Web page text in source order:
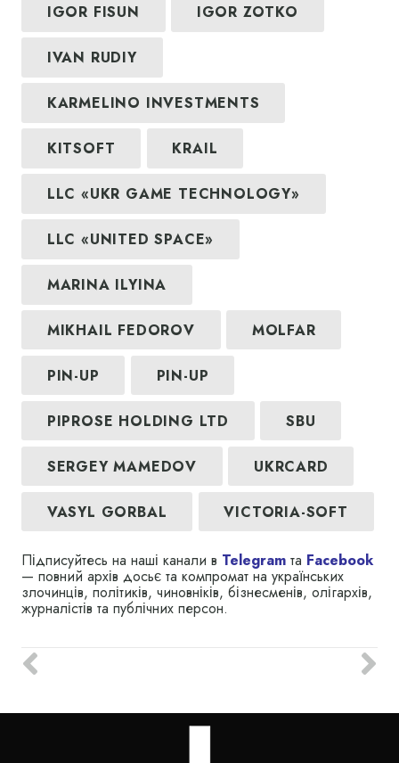
IGOR FISUN IGOR ZOTKO
IVAN RUDIY
KARMELINO INVESTMENTS
KITSOFT KRAIL
LLC «UKR GAME TECHNOLOGY»
LLC «UNITED SPACE»
MARINA ILYINA
MIKHAIL FEDOROV MOLFAR
PIN-UP PIN-UP
PIPROSE HOLDING LTD SBU
SERGEY MAMEDOV UKRCARD
VASYL GORBAL VICTORIA-SOFT
Підписуйтесь на наші канали в Telegram та Facebook
— повний архів досьє та компромат на українських
злочинців, політиків, чиновніків, бізнесменів, олігархів,
журналістів та публічних персон.